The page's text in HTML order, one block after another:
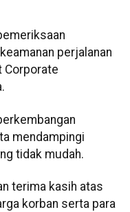
perjalanan
Corporate
mendampingi
tidak mudah.
terima kasih atas
korban serta para